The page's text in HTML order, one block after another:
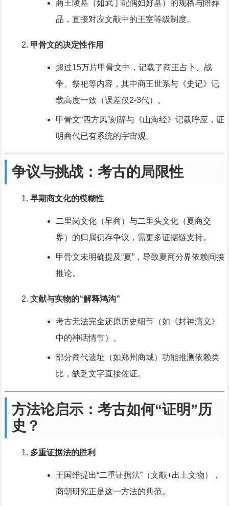
商王陵墓（如武丁配偶妇好墓）的规格与陪葬
品，直接对应文献中的王室等级制度。
甲骨文的决定性作用
超过15万片甲骨文中，记载了商王占卜、战
争、祭祀等内容，其中商王世系与《史记》记
载高度一致（误差仅2-3代）。
甲骨文“四方风”刻辞与《山海经》记载呼应，证
明商代已有系统的宇宙观。
争议与挑战：考古的局限性
早期商文化的模糊性
二里岗文化（早商）与二里头文化（夏商交
界）的归属仍存争议，需更多证据链支持。
甲骨文未明确提及“夏”，导致夏商分界依赖间接
推论。
文献与实物的“解释鸿沟”
考古无法完全还原历史细节（如《封神演义》
中的神话情节）。
部分商代遗址（如郑州商城）功能推测依赖类
比，缺乏文字直接佐证。
方法论启示：考古如何“证明”历
史？
多重证据法的胜利
王国维提出“二重证据法”（文献+出土文物），
商朝研究正是这一方法的典范。